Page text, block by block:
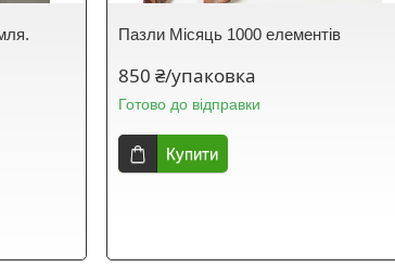
Пазли Місяць 1000 елементів
850 ₴/упаковка
Готово до відправки
Купити